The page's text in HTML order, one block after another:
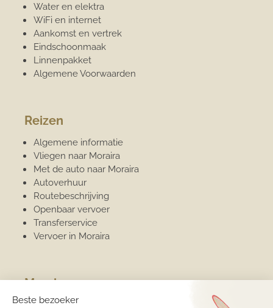
Water en elektra
WiFi en internet
Aankomst en vertrek
Eindschoonmaak
Linnenpakket
Algemene Voorwaarden
Reizen
Algemene informatie
Vliegen naar Moraira
Met de auto naar Moraira
Autoverhuur
Routebeschrijving
Openbaar vervoer
Transferservice
Vervoer in Moraira
Moraira
Algemene informatie